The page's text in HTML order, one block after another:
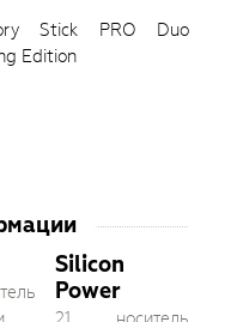
Stick PRO Duo
Edition
Silicon
Power